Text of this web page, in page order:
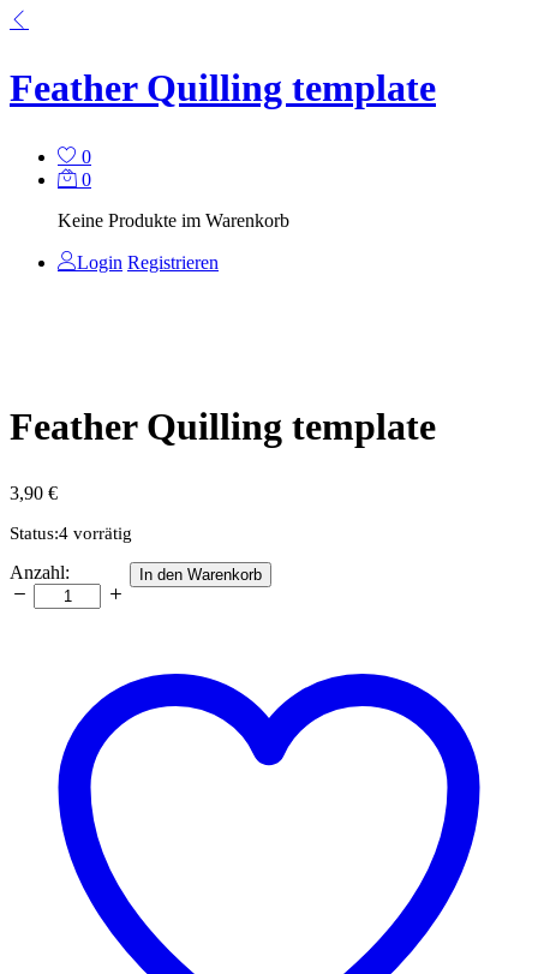
Feather Quilling template
0
0
Keine Produkte im Warenkorb
Login Registrieren
Feather Quilling template
3,90 €
Status:4 vorrätig
Feather
Quilling
template
Anzahl: In den Warenkorb